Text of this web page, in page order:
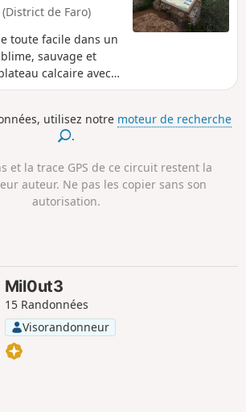
de Faro)
toute facile dans un
sauvage et
calcaire avec
maquis et des
utilisez notre moteur de recherche
.
et la trace GPS de ce circuit restent la
auteur. Ne pas les copier sans son
autorisation.
Mil0ut3
15 Randonnées
Visorandonneur